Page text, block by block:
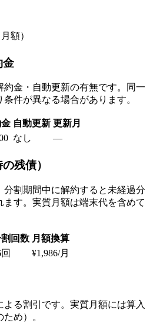
額）
金
金・自動更新の有無です。同一
件が異なる場合があります。
自動更新 更新月
なし —
残債）
割期間中に解約すると未経過分
す。実質月額は端末代を含めて
回数 月額換算
¥1,986/月
る割引です。実質月額には算入
め）。